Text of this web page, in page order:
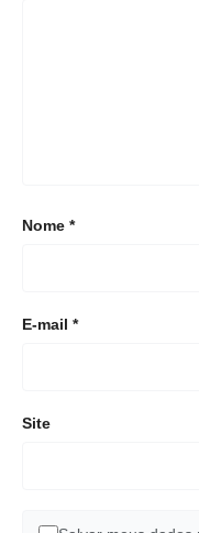
Nome *
E-mail *
Site